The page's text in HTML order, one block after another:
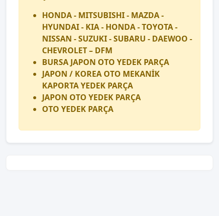
HONDA - MITSUBISHI - MAZDA -
HYUNDAI - KIA - HONDA - TOYOTA -
NISSAN - SUZUKI - SUBARU - DAEWOO -
CHEVROLET – DFM
BURSA JAPON OTO YEDEK PARÇA
JAPON / KOREA OTO MEKANİK
KAPORTA YEDEK PARÇA
JAPON OTO YEDEK PARÇA
OTO YEDEK PARÇA